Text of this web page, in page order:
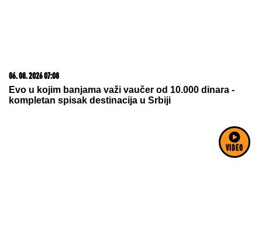
VIDEO
06. 08. 2026 07:08
Evo u kojim banjama važi vaučer od 10.000 dinara -
kompletan spisak destinacija u Srbiji